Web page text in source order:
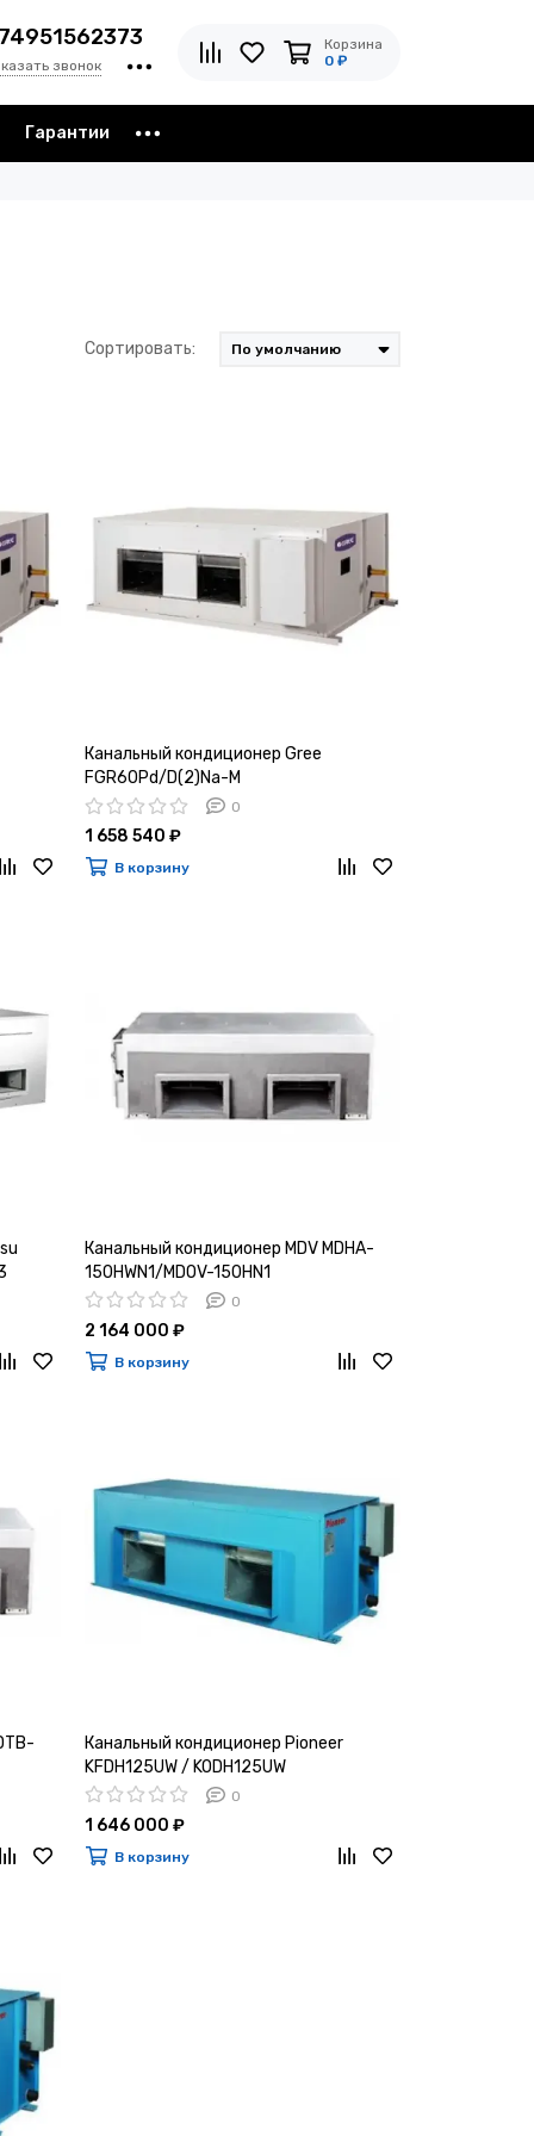
звонок
Корзина
0 ₽
Гарантии
Сортировать:
Канальный кондиционер Gree
FGR60Pd/D(2)Na-M
0
1 658 540 ₽
В корзину
Канальный кондиционер MDV MDHA-
150HWN1/MDOV-150HN1
0
2 164 000 ₽
В корзину
Канальный кондиционер Pioneer
KFDH125UW / KODH125UW
0
1 646 000 ₽
В корзину